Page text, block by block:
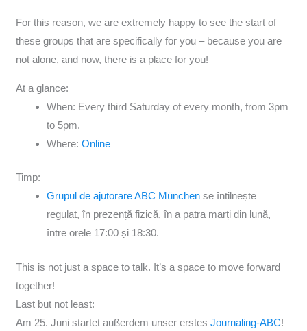
For this reason, we are extremely happy to see the start of
these groups that are specifically for you – because you are
not alone, and now, there is a place for you!
At a glance:
When: Every third Saturday of every month, from 3pm
to 5pm.
Where:Online
Timp:
Grupul de ajutorare ABC München se întilnește
regulat, în prezență fizică, în a patra marți din lună,
între orele 17:00 și 18:30.
This is not just a space to talk. It’s a space to move forward
together!
Last but not least:
Am 25. Juni startet außerdem unser erstesJournaling-ABC!